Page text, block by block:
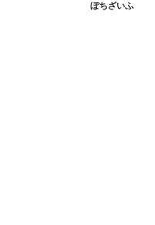
ぽちざいふ